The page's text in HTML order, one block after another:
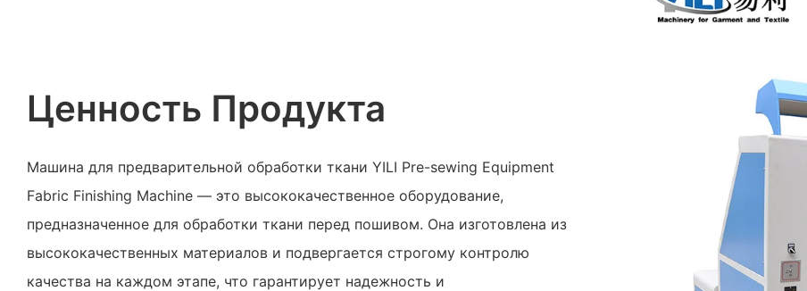
Ценность Продукта
Машина для предварительной обработки ткани YILI Pre-sewing Equipment
Fabric Finishing Machine — это высококачественное оборудование,
предназначенное для обработки ткани перед пошивом. Она изготовлена ​​из
высококачественных материалов и подвергается строгому контролю
качества на каждом этапе, что гарантирует надежность и